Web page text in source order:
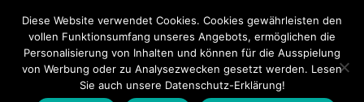
Diese Website verwendet Cookies. Cookies gewährleisten den
vollen Funktionsumfang unseres Angebots, ermöglichen die
Personalisierung von Inhalten und können für die Ausspielung
von Werbung oder zu Analysezwecken gesetzt werden. Lesen
Sie auch unsere Datenschutz-Erklärung!